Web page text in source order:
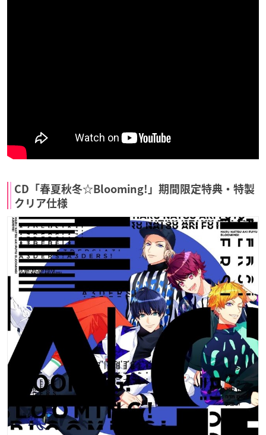
CD「春夏秋冬☆Blooming!」期間限定特典・特製
クリア仕様